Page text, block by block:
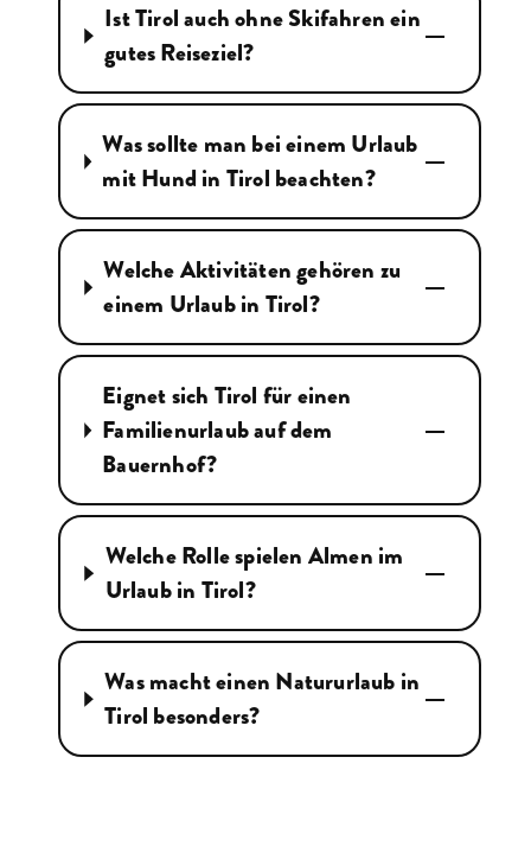
Ist Tirol auch ohne Skifahren ein
gutes Reiseziel?
Was sollte man bei einem Urlaub
mit Hund in Tirol beachten?
Welche Aktivitäten gehören zu
einem Urlaub in Tirol?
Eignet sich Tirol für einen
Familienurlaub auf dem
Bauernhof?
Welche Rolle spielen Almen im
Urlaub in Tirol?
Was macht einen Natururlaub in
Tirol besonders?